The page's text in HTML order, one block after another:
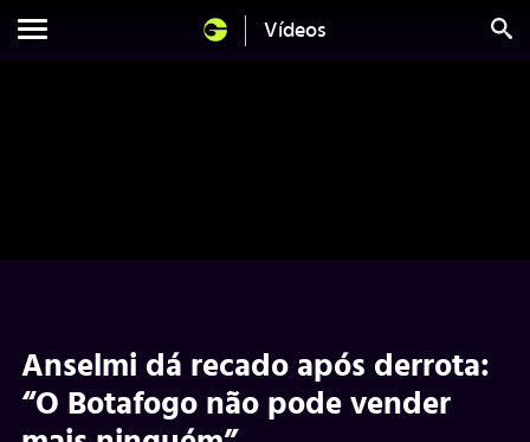
Vídeos
Anselmi dá recado após derrota:
“O Botafogo não pode vender